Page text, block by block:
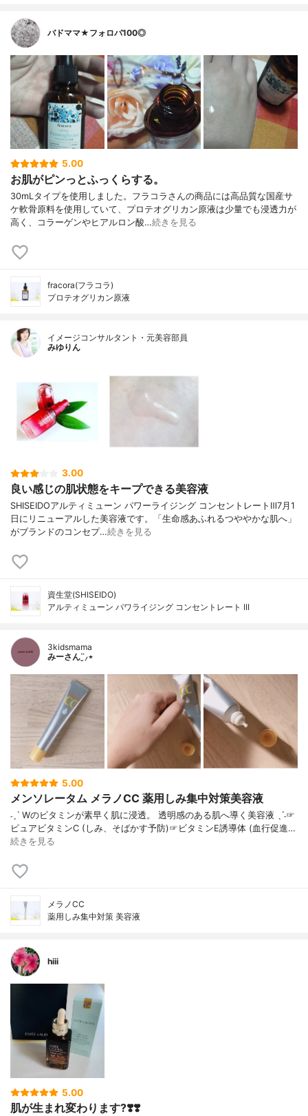
バドママ★フォロバ100◎
5.00
お肌がピンっとふっくらする。
30mLタイプを使用しました。フラコラさんの商品には高品質な国産サ
ケ軟骨原料を使用していて、プロテオグリカン原液は少量でも浸透力が
高く、コラーゲンやヒアルロン酸…続きを見る
fracora(フラコラ)
プロテオグリカン原液
イメージコンサルタント・元美容部員
みゆりん
3.00
良い感じの肌状態をキープできる美容液
SHISEIDOアルティミューン パワーライジング コンセントレートⅢ7月1
日にリニューアルした美容液です。「生命感あふれるつややかな肌へ」
がブランドのコンセプ…続きを見る
資生堂(SHISEIDO)
アルティミューン パワライジング コンセントレート III
3kidsmama
みーさん¨̮⸝⋆
5.00
メンソレータム メラノCC 薬用しみ集中対策美容液
˗ˏˋ Wのビタミンが素早く肌に浸透。 透明感のある肌へ導く美容液 ˎˊ˗☞
ピュアビタミンC (しみ、そばかす予防)☞ビタミンE誘導体 (血行促進…
続きを見る
メラノCC
薬用しみ集中対策 美容液
hiii
5.00
肌が生まれ変わります?❣️❣️